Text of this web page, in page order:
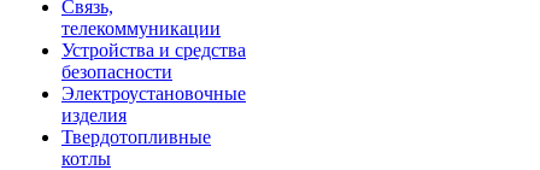
Связь,
телекоммуникации
Устройства и средства
безопасности
Электроустановочные
изделия
Твердотопливные
котлы